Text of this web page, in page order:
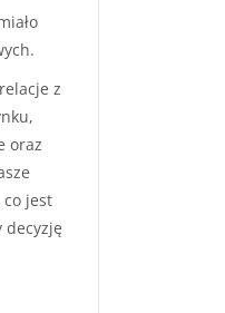
z
oraz
jest